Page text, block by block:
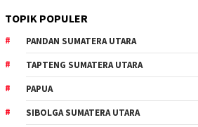
TOPIK POPULER
PANDAN SUMATERA UTARA
TAPTENG SUMATERA UTARA
PAPUA
SIBOLGA SUMATERA UTARA